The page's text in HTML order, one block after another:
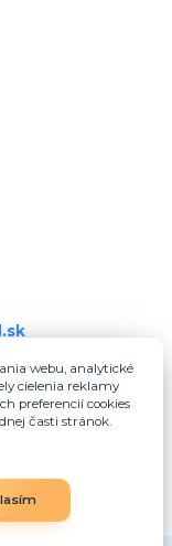
webu, analytické
cielenia reklamy
preferencií cookies
časti stránok.